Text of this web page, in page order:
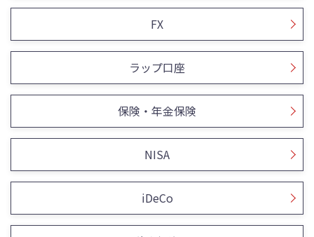
FX
ラップ口座
保険・年金保険
NISA
iDeCo